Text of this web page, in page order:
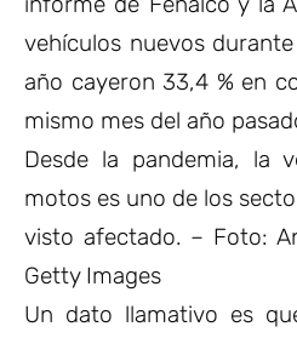
vehículos nuevos
año cayeron 33,4 % en
mismo mes del año
Desde la pandemia, la
motos es uno de los
visto afectado. – Foto:
Getty Images
Un dato llamativo es